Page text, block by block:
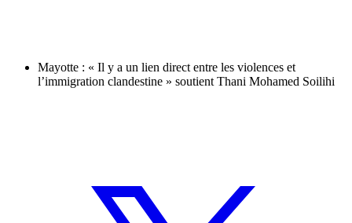
Mayotte : « Il y a un lien direct entre les violences et
l’immigration clandestine » soutient Thani Mohamed Soilihi